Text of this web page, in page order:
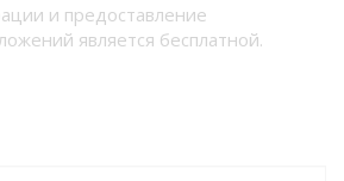
и предоставление
является бесплатной.